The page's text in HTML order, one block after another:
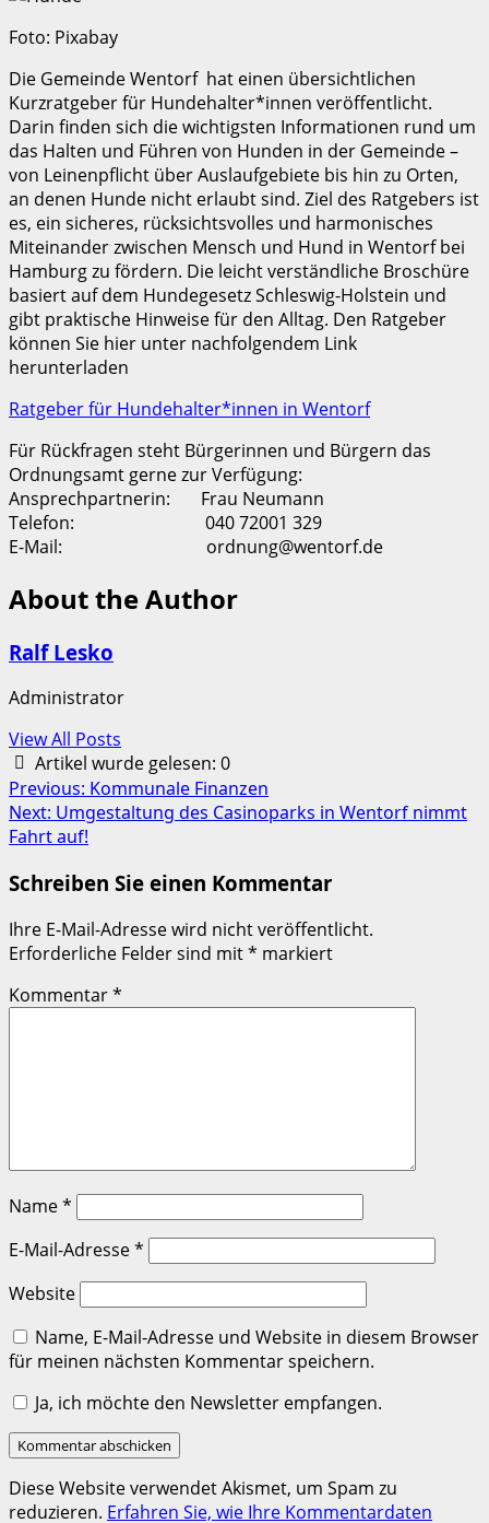
Foto: Pixabay
Die Gemeinde Wentorf hat einen übersichtlichen
Kurzratgeber für Hundehalter*innen veröffentlicht.
Darin finden sich die wichtigsten Informationen rund um
das Halten und Führen von Hunden in der Gemeinde –
von Leinenpflicht über Auslaufgebiete bis hin zu Orten,
an denen Hunde nicht erlaubt sind. Ziel des Ratgebers ist
es, ein sicheres, rücksichtsvolles und harmonisches
Miteinander zwischen Mensch und Hund in Wentorf bei
Hamburg zu fördern. Die leicht verständliche Broschüre
basiert auf dem Hundegesetz Schleswig-Holstein und
gibt praktische Hinweise für den Alltag. Den Ratgeber
können Sie hier unter nachfolgendem Link
herunterladen
Ratgeber für Hundehalter*innen in Wentorf
Für Rückfragen steht Bürgerinnen und Bürgern das
Ordnungsamt gerne zur Verfügung:
Ansprechpartnerin: Frau Neumann
Telefon: 040 72001 329
E-Mail: ordnung@wentorf.de
About the Author
Ralf Lesko
Administrator
View All Posts
Artikel wurde gelesen: 0
Post
navigation
Previous: Kommunale Finanzen
Next: Umgestaltung des Casinoparks in Wentorf nimmt
Fahrt auf!
Schreiben Sie einen Kommentar
Ihre E-Mail-Adresse wird nicht veröffentlicht.
Erforderliche Felder sind mit* markiert
Kommentar*
Name*
E-Mail-Adresse*
Website
Name, E-Mail-Adresse und Website in diesem Browser
für meinen nächsten Kommentar speichern.
Ja, ich möchte den Newsletter empfangen.
Diese Website verwendet Akismet, um Spam zu
reduzieren. Erfahren Sie, wie Ihre Kommentardaten